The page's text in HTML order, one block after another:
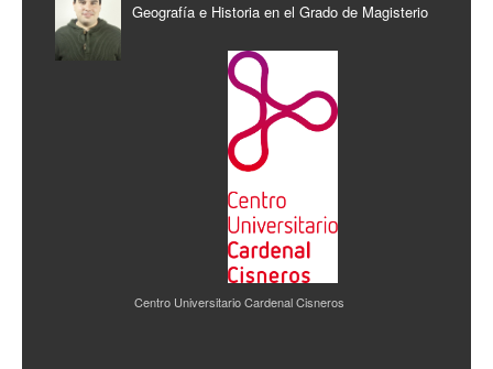
Geografía e Historia en el Grado de Magisterio
Centro Universitario Cardenal Cisneros